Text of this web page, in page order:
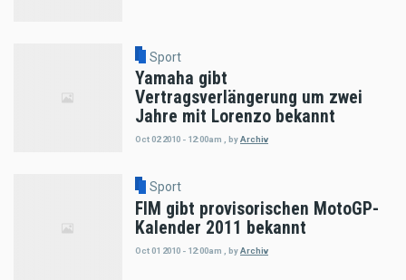
Sport
Yamaha gibt
Vertragsverlängerung um zwei
Jahre mit Lorenzo bekannt
Oct 02 2010 - 12:00am byArchiv
Sport
FIM gibt provisorischen MotoGP-
Kalender 2011 bekannt
Oct 01 2010 - 12:00am byArchiv